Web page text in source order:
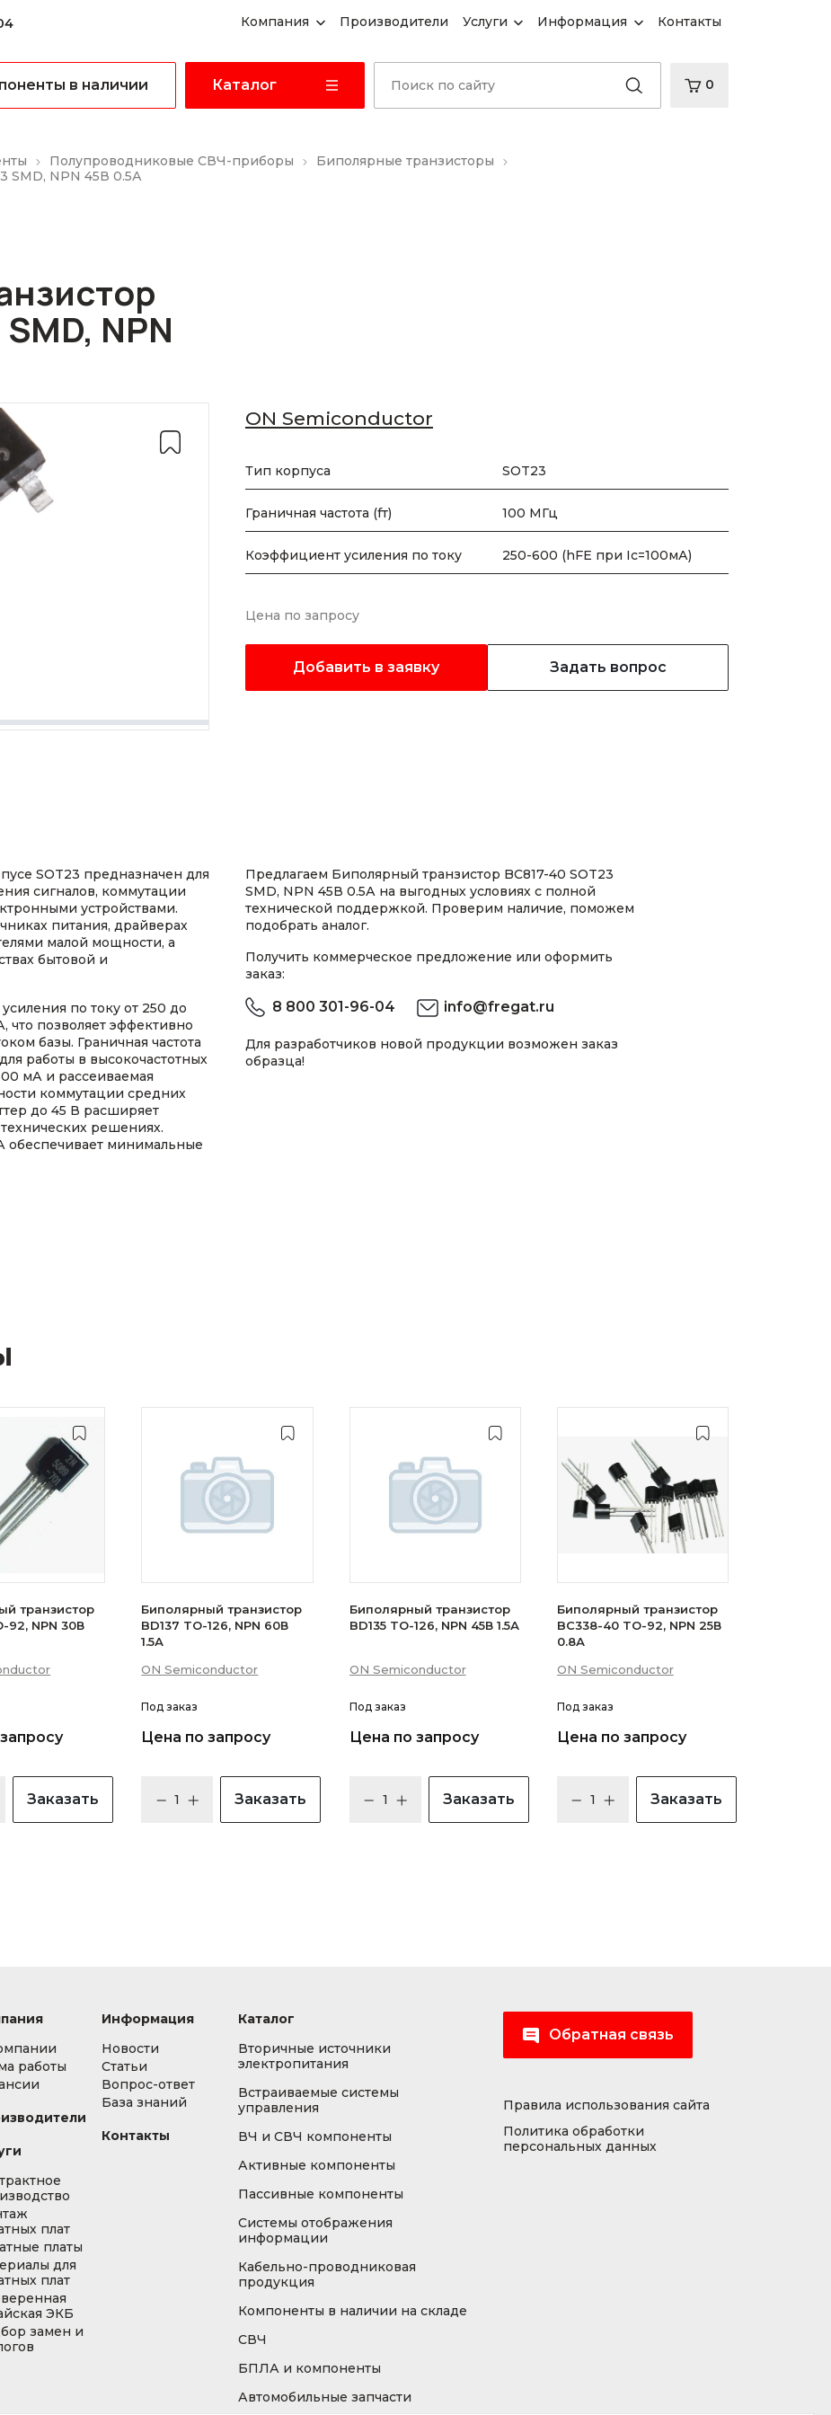
Компания Производители Услуги Информация Контакты
в наличии Каталог 0
Полупроводниковые СВЧ-приборы
Биполярные транзисторы
SMD, NPN 45В 0.5А
NPN
ON Semiconductor
Тип корпуса SOT23
Граничная частота (fт) 100 МГц
Коэффициент усиления по току 250-600 (hFE при Ic=100мА)
Цена по запросу
Добавить в заявку Задать вопрос
SOT23 предназначен для
сигналов, коммутации
устройствами.
питания, драйверах
малой мощности, а
бытовой и
по току от 250 до
что позволяет эффективно
базы. Граничная частота
работы в высокочастотных
мА и рассеиваемая
коммутации средних
до 45 В расширяет
решениях.
обеспечивает минимальные
Предлагаем Биполярный транзистор BC817-40 SOT23
SMD, NPN 45В 0.5А на выгодных условиях с полной
технической поддержкой. Проверим наличие, поможем
подобрать аналог.
Получить коммерческое предложение или оформить
заказ:
8 800 301-96-04 info@fregat.ru
Для разработчиков новой продукции возможен заказ
образца!
транзистор
92, NPN 30В
Заказать
Биполярный транзистор
BD137 TO-126, NPN 60В
1.5А
ON Semiconductor
Под заказ
Цена по запросу
Заказать
Биполярный транзистор
BD135 TO-126, NPN 45В 1.5А
ON Semiconductor
Под заказ
Цена по запросу
Заказать
Биполярный транзистор
BC338-40 TO-92, NPN 25В
0.8А
ON Semiconductor
Под заказ
Цена по запросу
Заказать
работы
плат
платы
для
плат
ЭКБ
замен и
Информация
Новости
Статьи
Вопрос-ответ
База знаний
Контакты
Каталог
Вторичные источники
электропитания
Встраиваемые системы
управления
ВЧ и СВЧ компоненты
Активные компоненты
Пассивные компоненты
Системы отображения
информации
Кабельно-проводниковая
продукция
Компоненты в наличии на складе
СВЧ
БПЛА и компоненты
Автомобильные запчасти
Обратная связь
Правила использования сайта
Политика обработки
персональных данных